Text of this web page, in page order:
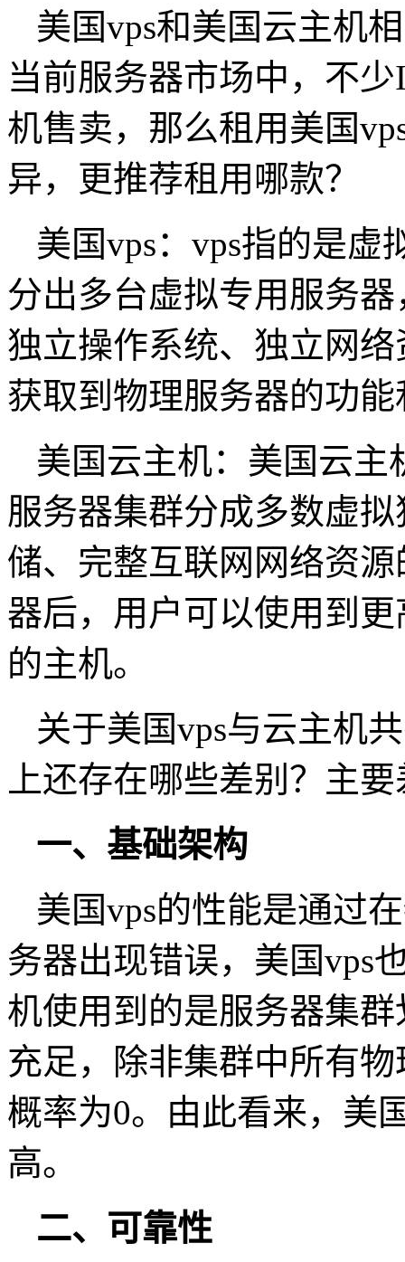
美国vps和美国云主机
当前服务器市场中，不
机售卖，那么租用美国
异，更推荐租用哪款？
美国vps：vps指的是
分出多台虚拟专用服务
独立操作系统、独立网
获取到物理服务器的功
美国云主机：美国云
服务器集群分成多数虚
储、完整互联网网络资
器后，用户可以使用到
的主机。
关于美国vps与云主机
上还存在哪些差别？主
一、基础架构
美国vps的性能是通过
务器出现错误，美国vps
机使用到的是服务器集
充足，除非集群中所有
概率为0。由此看来，美
高。
二、可靠性